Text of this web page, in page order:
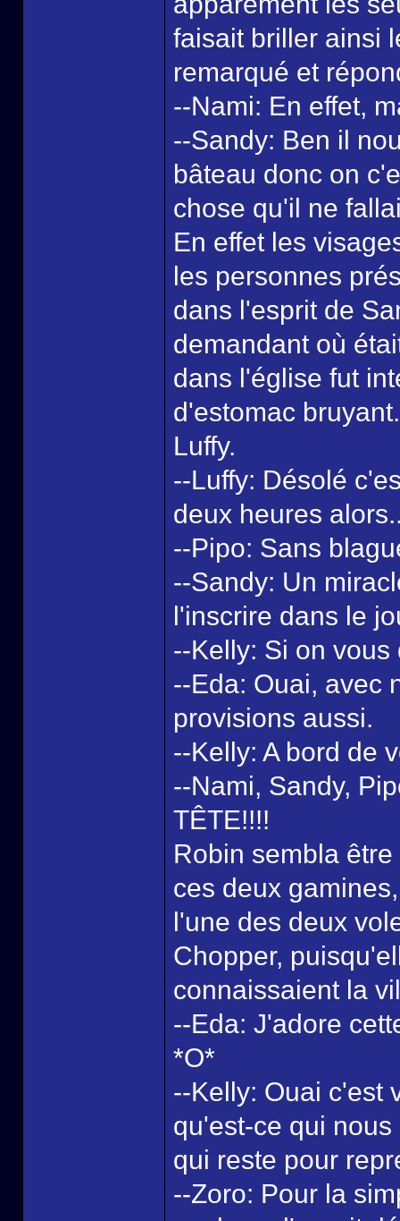
faisait briller ainsi
remarqué et
--Nami: En effet,
--Sandy: Ben il
bâteau donc on
chose qu'il ne
En effet les
les personnes
dans l'esprit de
demandant où
dans l'église fut
d'estomac
Luffy.
--Luffy: Désolé
deux heures
--Pipo: Sans
--Sandy: Un
l'inscrire dans le
--Kelly: Si on
--Eda: Ouai, avec
provisions aussi.
--Kelly: A bord de
--Nami, Sandy,
TÊTE!!!!
Robin sembla
ces deux
l'une des deux
Chopper,
connaissaient la
--Eda: J'adore
*O*
--Kelly: Ouai c'est
qu'est-ce qui
qui reste pour
--Zoro: Pour la